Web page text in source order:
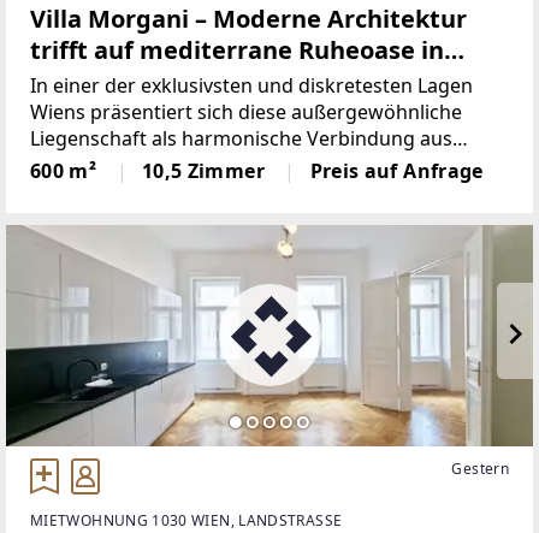
Villa Morgani – Moderne Architektur
trifft auf mediterrane Ruheoase in
absoluter Privatsphäre
In einer der exklusivsten und diskretesten Lagen
Wiens präsentiert sich diese außergewöhnliche
Liegenschaft als harmonische Verbindung aus
moderner Architektur und mediterranem Stil.
Eingebettet in eine ruhige, grüne Hanglage mit
600 m² 10,5 Zimmer Preis auf Anfrage
Gestern
MIETWOHNUNG 1030 WIEN, LANDSTRASSE